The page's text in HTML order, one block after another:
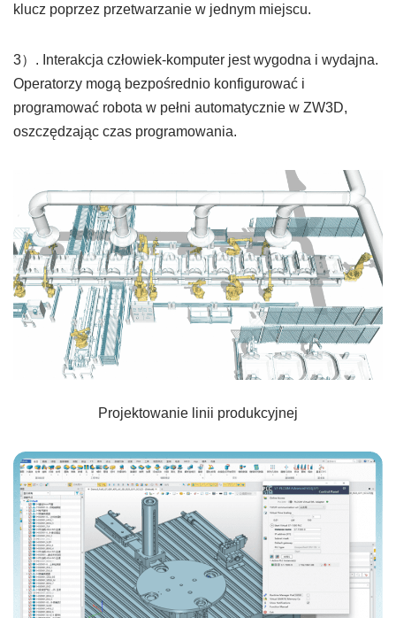
klucz poprzez przetwarzanie w jednym miejscu.
3）. Interakcja człowiek-komputer jest wygodna i wydajna.
Operatorzy mogą bezpośrednio konfigurować i
programować robota w pełni automatycznie w ZW3D,
oszczędzając czas programowania.
Projektowanie linii produkcyjnej